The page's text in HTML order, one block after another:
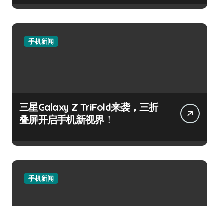
手机新闻
三星Galaxy Z TriFold来袭，三折
叠屏开启手机新视界！
手机新闻